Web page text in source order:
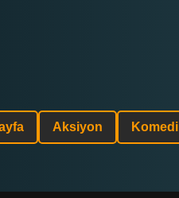
Aksiyon Komedi